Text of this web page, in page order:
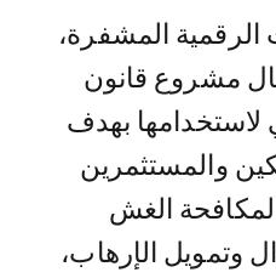
الرقمية المشفرة،
مشروع قانون
لاستخدامها بهدف
والمستثمرين
لمكافحة الغش
وتمويل الإرهاب،